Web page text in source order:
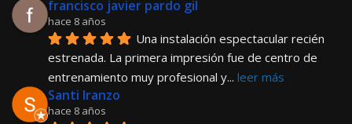
francisco javier pardo gil
hace 8 años
Una instalación espectacular recién
estrenada. La primera impresión fue de centro de
entrenamiento muy profesional y... leer más
Santi Iranzo
hace 8 años